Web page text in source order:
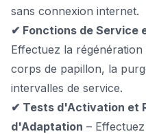
sans connexion internet.
✔ Fonctions de Service
Effectuez la
corps de papillon, la
intervalles de service.
✔ Tests d'Activation et
d'Adaptation –